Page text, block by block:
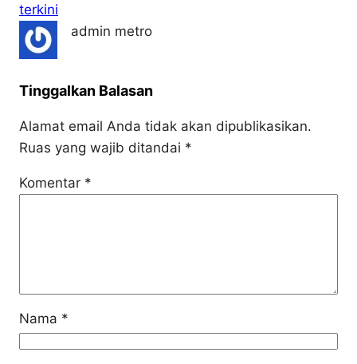
terkini
admin metro
Tinggalkan Balasan
Alamat email Anda tidak akan dipublikasikan.
Ruas yang wajib ditandai *
Komentar *
Nama *